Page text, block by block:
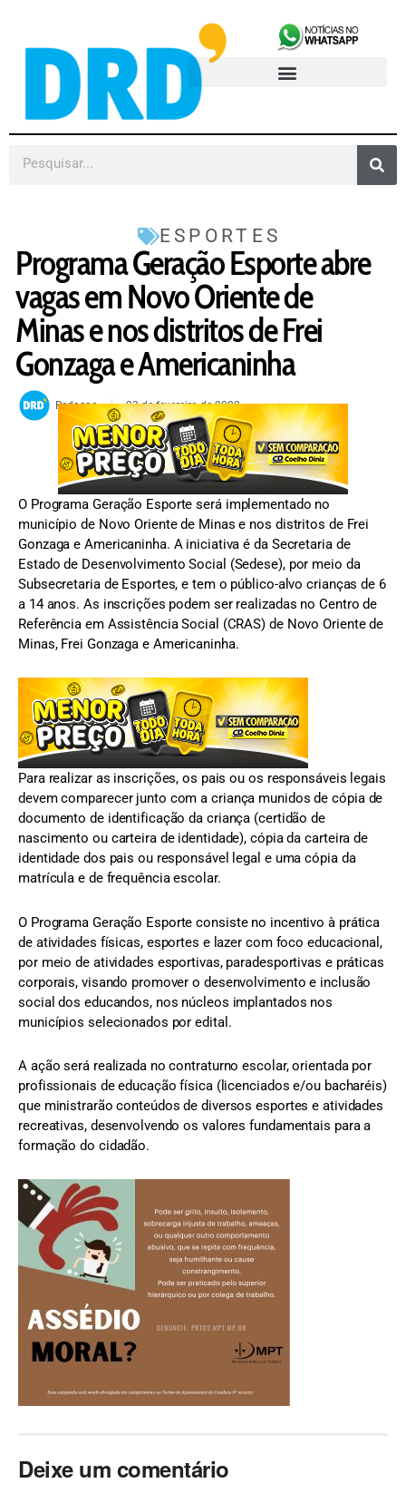
ESPORTES
Programa Geração Esporte abre
vagas em Novo Oriente de
Minas e nos distritos de Frei
Gonzaga e Americaninha
Redacao 23 de fevereiro de 2022
O Programa Geração Esporte será implementado no
município de Novo Oriente de Minas e nos distritos de Frei
Gonzaga e Americaninha. A iniciativa é da Secretaria de
Estado de Desenvolvimento Social (Sedese), por meio da
Subsecretaria de Esportes, e tem o público-alvo crianças de 6
a 14 anos. As inscrições podem ser realizadas no Centro de
Referência em Assistência Social (CRAS) de Novo Oriente de
Minas, Frei Gonzaga e Americaninha.
Para realizar as inscrições, os pais ou os responsáveis legais
devem comparecer junto com a criança munidos de cópia de
documento de identificação da criança (certidão de
nascimento ou carteira de identidade), cópia da carteira de
identidade dos pais ou responsável legal e uma cópia da
matrícula e de frequência escolar.
O Programa Geração Esporte consiste no incentivo à prática
de atividades físicas, esportes e lazer com foco educacional,
por meio de atividades esportivas, paradesportivas e práticas
corporais, visando promover o desenvolvimento e inclusão
social dos educandos, nos núcleos implantados nos
municípios selecionados por edital.
A ação será realizada no contraturno escolar, orientada por
profissionais de educação física (licenciados e/ou bacharéis)
que ministrarão conteúdos de diversos esportes e atividades
recreativas, desenvolvendo os valores fundamentais para a
formação do cidadão.
Deixe um comentário